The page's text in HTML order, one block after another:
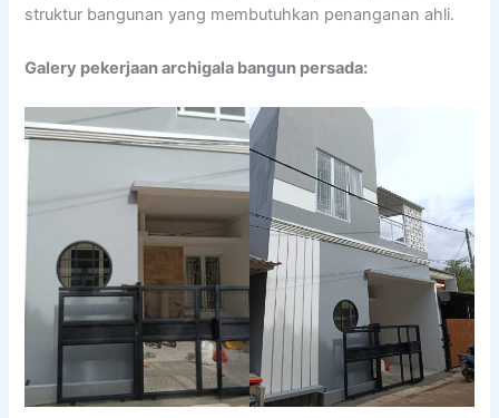
struktur bangunan yang membutuhkan penanganan ahli.
Galery pekerjaan archigala bangun persada: